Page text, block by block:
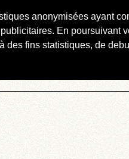
anonymisées ayant
En poursuivant
des fins statistiques, de